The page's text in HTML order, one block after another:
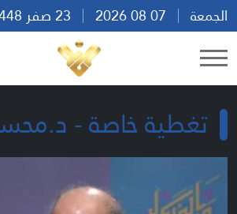
الجمعة
تغطية خاصة -